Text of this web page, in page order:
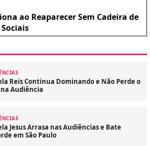
ao Reaparecer Sem Cadeira de
Reis Continua Dominando e Não Perde o
na Audiência
Jesus Arrasa nas Audiências e Bate
em São Paulo